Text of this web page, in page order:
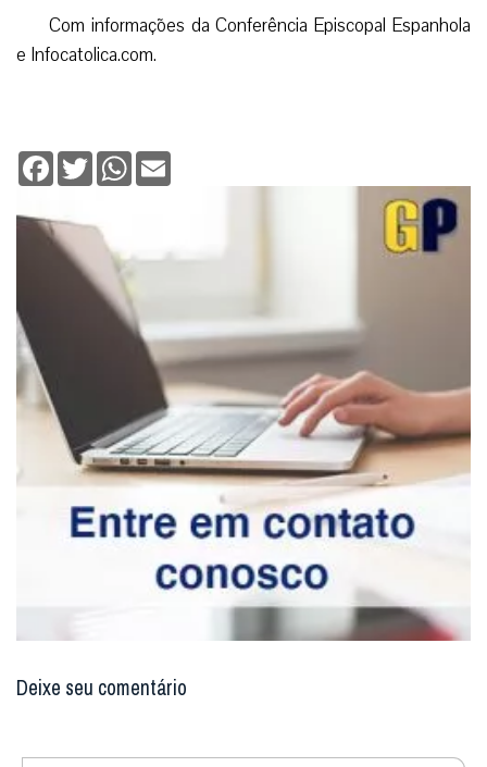
Com informações da Conferência Episcopal Espanhola
e Infocatolica.com.
Facebook
TwitterWhatsApp
Deixe seu comentário